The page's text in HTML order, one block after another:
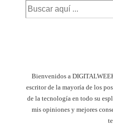
Bienvenidos a
escritor de la mayoría de los
de la tecnología en todo su
mis opiniones y mejores